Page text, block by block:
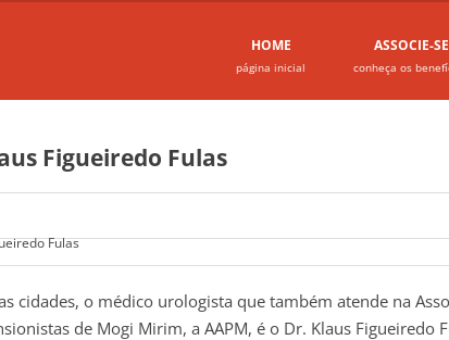
HOME
página inicial
ASSOCIE-SE
conheça os
Figueiredo Fulas
cidades, o médico urologista que também atende na
de Mogi Mirim, a AAPM, é o Dr. Klaus Figueiredo